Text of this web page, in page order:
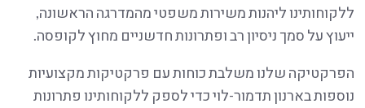
ללקוחותינו ליהנות משירות משפטי מהמדרגה הראשונה,
ייעוץ על סמך ניסיון רב ופתרונות חדשניים מחוץ לקופסה.
הפרקטיקה שלנו משלבת כוחות עם פרקטיקות מקצועיות
נוספות בארנון תדמור-לוי כדי לספק ללקוחותינו פתרונות